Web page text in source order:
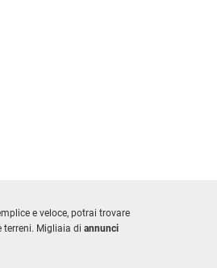
e veloce, potrai trovare
Migliaia di annunci